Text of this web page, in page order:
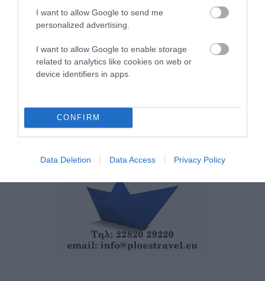
I want to allow Google to send me
personalized advertising.
I want to allow Google to enable storage
related to analytics like cookies on web or
device identifiers in apps.
CONFIRM
Data Deletion Data Access Privacy Policy
Γιατί οι Τούρκοι συρρέουν
στα ελληνικά νησιά